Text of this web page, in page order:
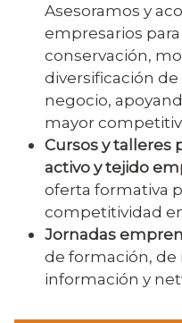
Asesoramos y
empresarios
conservación,
diversificación
negocio,
mayor
Cursos y talleres
activo y tejido
oferta formativa
competitividad
Jornadas
de formación,
información y